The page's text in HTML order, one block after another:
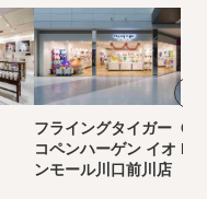
フライングタイガー
コペンハーゲン イオ
ンモール川口前川店